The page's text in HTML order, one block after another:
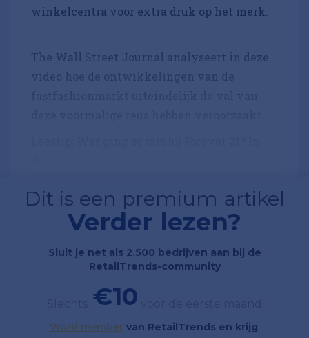
winkelcentra voor extra druk op het merk.
The Wall Street Journal analyseert in deze
video hoe de ontwikkelingen van de
Dit is een premium artikel
Verder lezen?
Sluit je net als 2.500 bedrijven aan bij de
RetailTrends-community
€10
Word member van RetailTrends en krijg;